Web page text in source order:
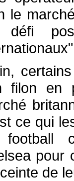
le
défi
filon en
ce qui
pour
de